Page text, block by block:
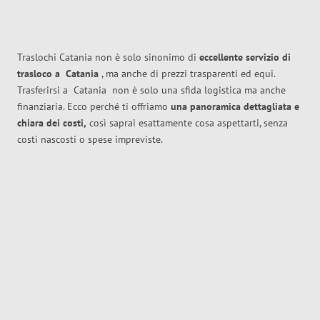
Traslochi Catania non è solo sinonimo di eccellente servizio di
trasloco a Catania , ma anche di prezzi trasparenti ed equi.
Trasferirsi a Catania non è solo una sfida logistica ma anche
finanziaria. Ecco perché ti offriamo una panoramica dettagliata e
chiara dei costi, così saprai esattamente cosa aspettarti, senza
costi nascosti o spese impreviste.